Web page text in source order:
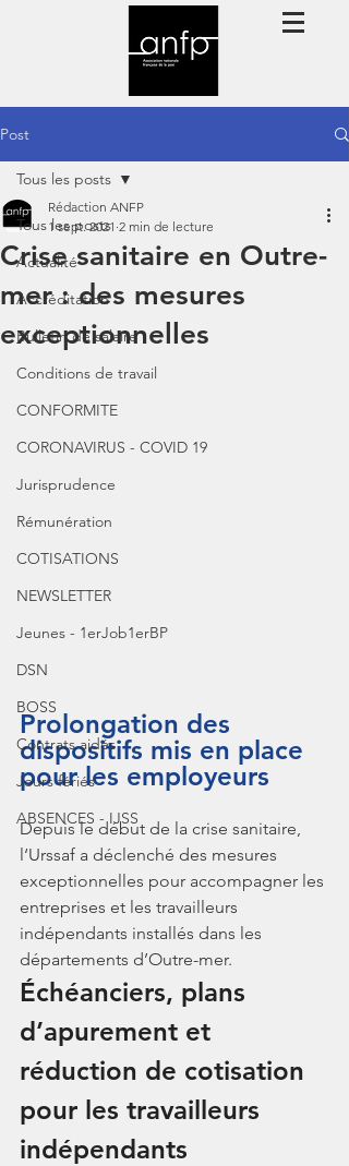
Post
Tous les posts
Actualité
Accréditation
Bulletin de salaire
Conditions de travail
CONFORMITE
CORONAVIRUS - COVID 19
Jurisprudence
Rémunération
COTISATIONS
NEWSLETTER
Jeunes - 1erJob1erBP
DSN
BOSS
Contrats aidés
Jours fériés
ABSENCES - IJSS
Tous les posts
Crise sanitaire en Outre-
mer : des mesures
exceptionnelles
Rédaction ANFP
1 sept. 2021 2 min de lecture
Prolongation des
dispositifs mis en place
pour les employeurs
Depuis le début de la crise sanitaire,
l‘Urssaf a déclenché des mesures
exceptionnelles pour accompagner les
entreprises et les travailleurs
indépendants installés dans les
départements d’Outre-mer.
Échéanciers, plans
d’apurement et
réduction de cotisation
pour les travailleurs
indépendants